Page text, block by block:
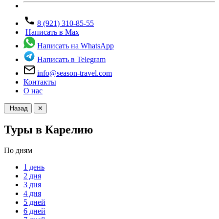
8 (921) 310-85-55
Написать в Max
Написать на WhatsApp
Написать в Telegram
info@season-travel.com
Контакты
О нас
Назад ✕
Туры в Карелию
По дням
1 день
2 дня
3 дня
4 дня
5 дней
6 дней